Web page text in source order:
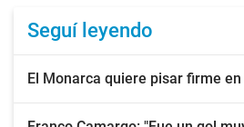
Seguí leyendo
El Monarca quiere pisar firme